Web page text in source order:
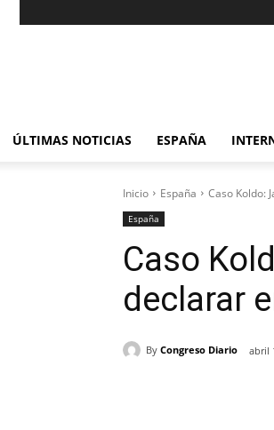
ÚLTIMAS NOTICIAS ESPAÑA
Inicio España Caso Koldo:
España
Caso
declarar
By Congreso Diario abril